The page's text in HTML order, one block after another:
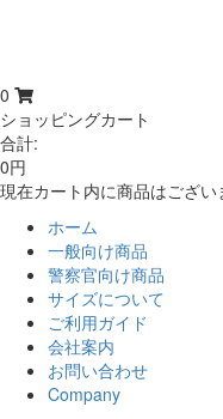
0
ショッピングカート
合計:
0円
現在カート内に商品はござい
ホーム
一般向け商品
警察官向け商品
サイズについて
ご利用ガイド
会社案内
お問い合わせ
Company